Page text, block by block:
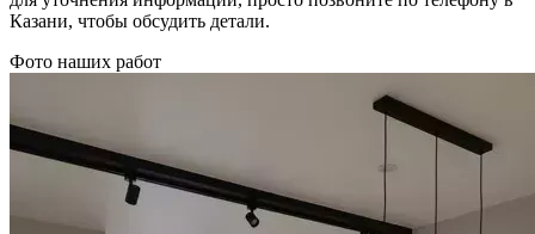
Казани, чтобы обсудить детали.
Фото наших работ